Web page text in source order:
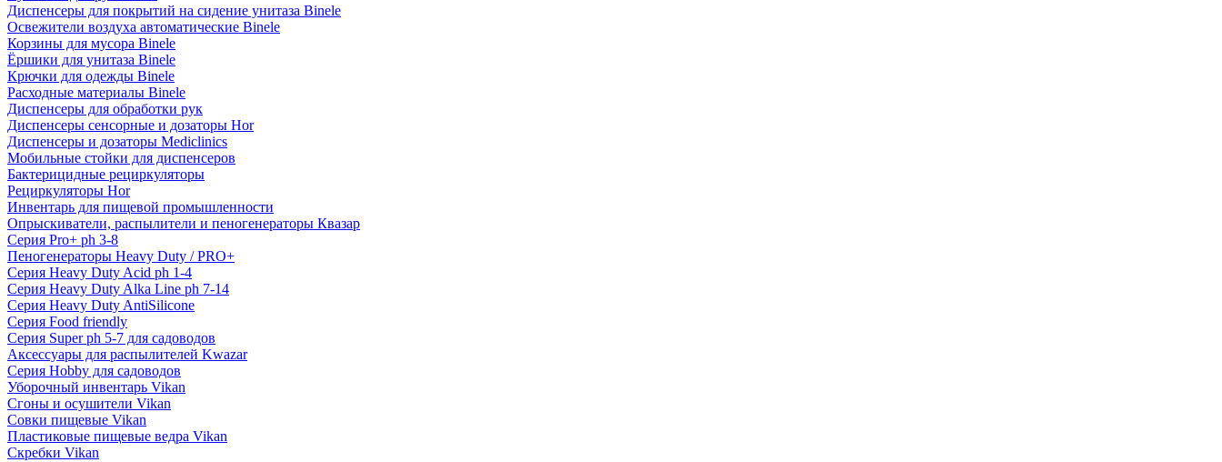
Диспенсеры для покрытий на сидение унитаза Binele
Освежители воздуха автоматические Binele
Корзины для мусора Binele
Ёршики для унитаза Binele
Крючки для одежды Binele
Расходные материалы Binele
Диспенсеры для обработки рук
Диспенсеры сенсорные и дозаторы Hor
Диспенсеры и дозаторы Mediclinics
Мобильные стойки для диспенсеров
Бактерицидные рециркуляторы
Рециркуляторы Hor
Инвентарь для пищевой промышленности
Опрыскиватели, распылители и пеногенераторы Квазар
Серия Pro+ ph 3-8
Пеногенераторы Heavy Duty / PRO+
Серия Heavy Duty Acid ph 1-4
Серия Heavy Duty Alka Line ph 7-14
Серия Heavy Duty AntiSilicone
Серия Food friendly
Серия Super ph 5-7 для садоводов
Аксессуары для распылителей Kwazar
Серия Hobby для садоводов
Уборочный инвентарь Vikan
Сгоны и осушители Vikan
Совки пищевые Vikan
Пластиковые пищевые ведра Vikan
Скребки Vikan